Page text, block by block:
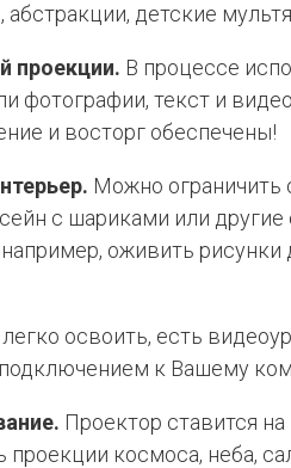
абстракции, детские
проекции. В процессе
фотографии, текст и
и восторг обеспечены!
Можно ограничить
с шариками или
оживить
освоить, есть
к Вашему
Проектор ставится на
проекции космоса, неба,